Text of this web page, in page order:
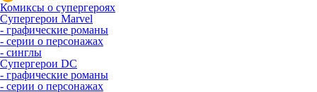
Комиксы о супергероях
Супергерои Marvel
- графические романы
- серии о персонажах
- синглы
Супергерои DC
- графические романы
- серии о персонажах